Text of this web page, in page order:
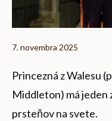
7. novembra 2025
Princezná z Walesu
Middleton) má jeden
prsteňov na svete.